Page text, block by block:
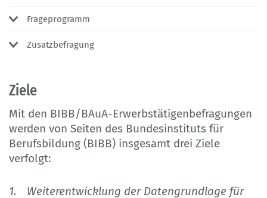
Frageprogramm
Zusatzbefragung
Ziele
Mit den BIBB/BAuA-Erwerbstätigenbefragungen
werden von Seiten des Bundesinstituts für
Berufsbildung (BIBB) insgesamt drei Ziele
verfolgt:
Weiterentwicklung der Datengrundlage für